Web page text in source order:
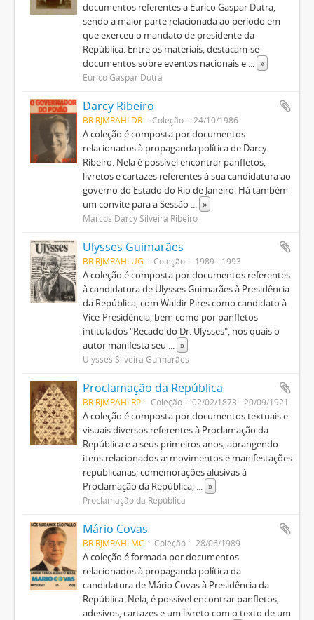
documentos referentes a Eurico Gaspar Dutra,
sendo a maior parte relacionada ao período em
que exerceu o mandato de presidente da
República. Entre os materiais, destacam-se
documentos sobre eventos nacionais e ... »
Eurico Gaspar Dutra
Darcy Ribeiro
BR RJMRAHI DR Coleção 24/10/1986
A coleção é composta por documentos
relacionados à propaganda política de Darcy
Ribeiro. Nela é possível encontrar panfletos,
livretos e cartazes referentes à sua candidatura ao
governo do Estado do Rio de Janeiro. Há também
um convite para a Sessão ... »
Marcos Darcy Silveira Ribeiro
Ulysses Guimarães
BR RJMRAHI UG Coleção 1989 - 1993
A coleção é composta por documentos referentes
à candidatura de Ulysses Guimarães à Presidência
da República, com Waldir Pires como candidato à
Vice-Presidência, bem como por panfletos
intitulados "Recado do Dr. Ulysses", nos quais o
autor manifesta seu ... »
Ulysses Silveira Guimarães
Proclamação da República
BR RJMRAHI RP Coleção 02/02/1873 - 20/09/1921
A coleção é composta por documentos textuais e
visuais diversos referentes à Proclamação da
República e a seus primeiros anos, abrangendo
itens relacionados a: movimentos e manifestações
republicanas; comemorações alusivas à
Proclamação da República; ... »
Proclamação da República
Mário Covas
BR RJMRAHI MC Coleção 28/06/1989
A coleção é formada por documentos
relacionados à propaganda política da
candidatura de Mário Covas à Presidência da
República. Nela, é possível encontrar panfletos,
adesivos, cartazes e um livreto com o texto de um